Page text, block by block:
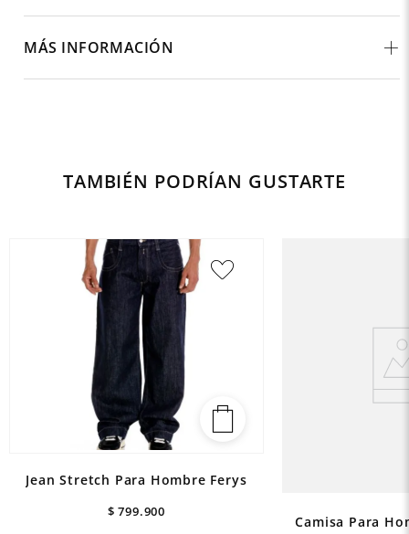
MÁS INFORMACIÓN
TAMBIÉN PODRÍAN GUSTARTE
Jean Stretch Para Hombre Ferys
$ 799.900
Camisa Para